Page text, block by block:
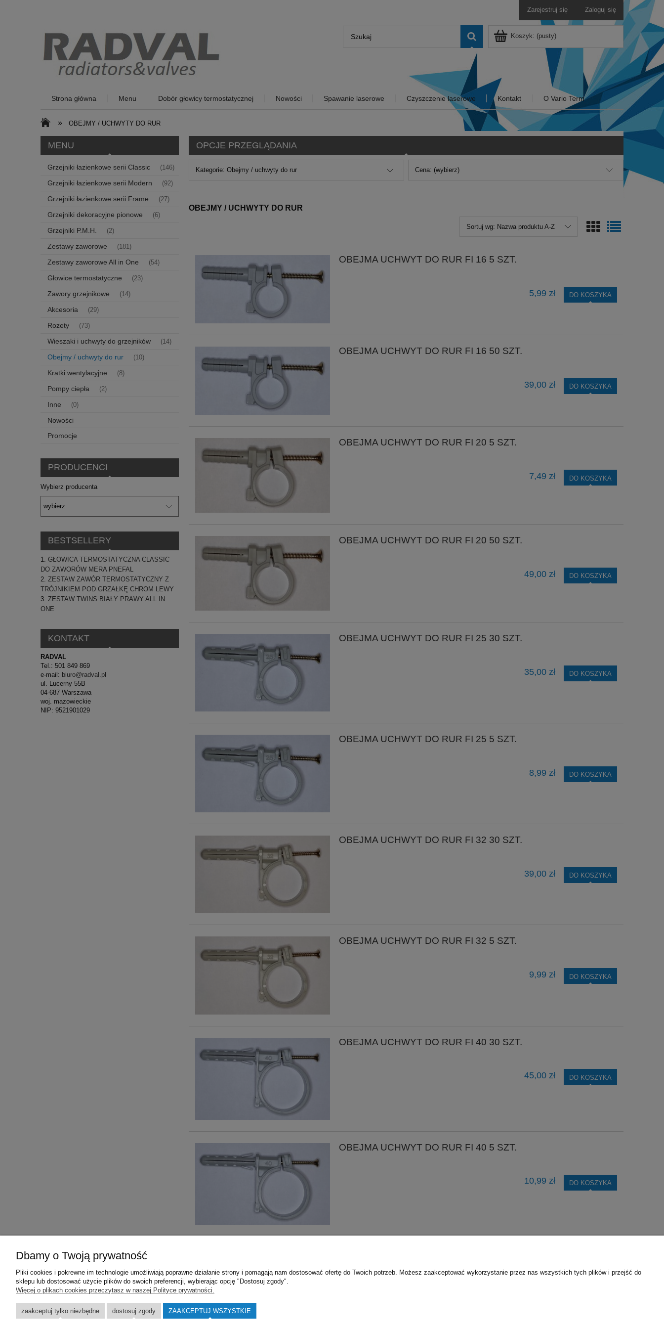
Zarejestruj się Zaloguj się
Koszyk: (pusty)
Strona główna Menu Dobór głowicy termostatycznej Nowości Spawanie laserowe Czyszczenie laserowe Kontakt O Vario Term
» OBEJMY / UCHWYTY DO RUR
MENU
Grzejniki łazienkowe serii Classic (146)
Grzejniki łazienkowe serii Modern (92)
Grzejniki łazienkowe serii Frame (27)
Grzejniki dekoracyjne pionowe (6)
Grzejniki P.M.H. (2)
Zestawy zaworowe (181)
Zestawy zaworowe All in One (54)
Głowice termostatyczne (23)
Zawory grzejnikowe (14)
Akcesoria (29)
Rozety (73)
Wieszaki i uchwyty do grzejników (14)
Obejmy / uchwyty do rur (10)
Kratki wentylacyjne (8)
Pompy ciepła (2)
Inne (0)
Nowości
Promocje
PRODUCENCI
Wybierz producenta
BESTSELLERY
GŁOWICA TERMOSTATYCZNA CLASSIC
DO ZAWORÓW MERA PNEFAL
ZESTAW ZAWÓR TERMOSTATYCZNY Z
TRÓJNIKIEM POD GRZAŁKĘ CHROM LEWY
ZESTAW TWINS BIAŁY PRAWY ALL IN
ONE
KONTAKT
RADVAL
Tel.: 501 849 869
e-mail: biuro@radval.pl
ul. Lucerny 55B
04-687 Warszawa
woj. mazowieckie
NIP: 9521901029
OPCJE PRZEGLĄDANIA
Kategorie: Obejmy / uchwyty do rur Cena: (wybierz)
OBEJMY / UCHWYTY DO RUR
Sortuj wg: Nazwa produktu A-Z
OBEJMA UCHWYT DO RUR FI 16 5 SZT.
5,99 zł DO KOSZYKA
OBEJMA UCHWYT DO RUR FI 16 50 SZT.
39,00 zł DO KOSZYKA
OBEJMA UCHWYT DO RUR FI 20 5 SZT.
7,49 zł DO KOSZYKA
OBEJMA UCHWYT DO RUR FI 20 50 SZT.
49,00 zł DO KOSZYKA
OBEJMA UCHWYT DO RUR FI 25 30 SZT.
35,00 zł DO KOSZYKA
OBEJMA UCHWYT DO RUR FI 25 5 SZT.
8,99 zł DO KOSZYKA
OBEJMA UCHWYT DO RUR FI 32 30 SZT.
39,00 zł DO KOSZYKA
OBEJMA UCHWYT DO RUR FI 32 5 SZT.
9,99 zł DO KOSZYKA
OBEJMA UCHWYT DO RUR FI 40 30 SZT.
45,00 zł DO KOSZYKA
OBEJMA UCHWYT DO RUR FI 40 5 SZT.
10,99 zł DO KOSZYKA
Pomoc
Płatności
Polityka prywatności
Regulamin
Koszty dostawy
Odbiór osobisty
Twoje zamówienia
Kontakt Karty katalogowe
Dbamy o Twoją prywatność
Pliki cookies i pokrewne im technologie umożliwiają poprawne działanie strony i pomagają nam dostosować ofertę do Twoich potrzeb. Możesz zaakceptować wykorzystanie przez nas wszystkich tych plików i przejść do
sklepu lub dostosować użycie plików do swoich preferencji, wybierając opcję "Dostosuj zgody".
Więcej o plikach cookies przeczytasz w naszej Polityce prywatności.
zaakceptuj tylko niezbędne dostosuj zgody ZAAKCEPTUJ WSZYSTKIE